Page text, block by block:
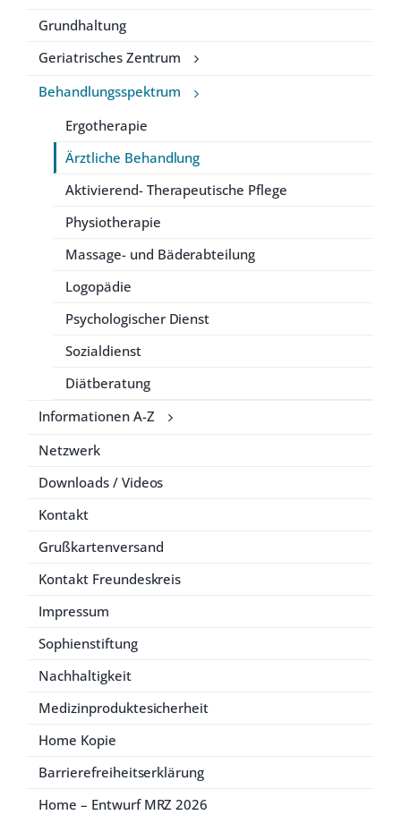
Grundhaltung
Geriatrisches Zentrum
Behandlungsspektrum
Ergotherapie
Ärztliche Behandlung
Aktivierend- Therapeutische Pflege
Physiotherapie
Massage- und Bäderabteilung
Logopädie
Psychologischer Dienst
Sozialdienst
Diätberatung
Informationen A-Z
Netzwerk
Downloads / Videos
Kontakt
Grußkartenversand
Kontakt Freundeskreis
Impressum
Sophienstiftung
Nachhaltigkeit
Medizinproduktesicherheit
Home Kopie
Barrierefreiheitserklärung
Home – Entwurf MRZ 2026